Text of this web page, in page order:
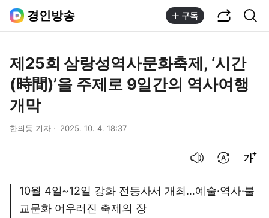
경인방송 구독
제25회 삼랑성역사문화축제, ‘시간
(時間)’을 주제로 9일간의 역사여행
개막
한의동 기자 2025. 10. 4. 18:37
10월 4일~12일 강화 전등사서 개최…예술·역사·불
교문화 어우러진 축제의 장